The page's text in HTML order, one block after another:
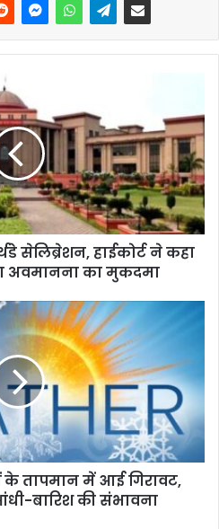
सेलिब्रेशन, हाईकोर्ट ने कहा
अवमानना का मुकदमा
तापमान में आई गिरावट,
बारिश की संभावना